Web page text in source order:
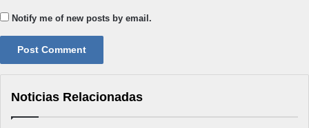
Notify me of new posts by email.
Noticias Relacionadas